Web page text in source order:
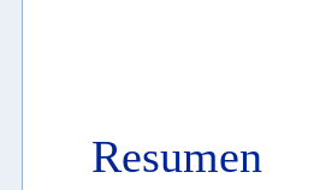
Resumen